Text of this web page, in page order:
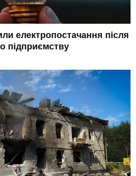
електропостачання після
підприємству